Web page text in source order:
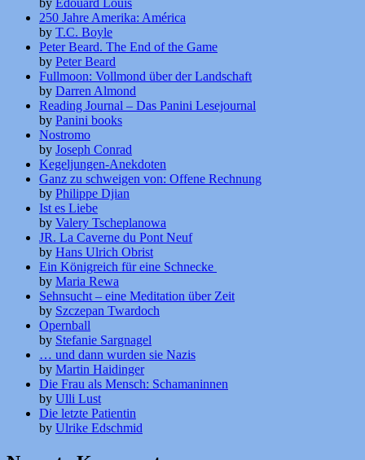
by Edouard Louis
250 Jahre Amerika: América
by T.C. Boyle
Peter Beard. The End of the Game
by Peter Beard
Fullmoon: Vollmond über der Landschaft
by Darren Almond
Reading Journal – Das Panini Lesejournal
by Panini books
Nostromo
by Joseph Conrad
Kegeljungen-Anekdoten
Ganz zu schweigen von: Offene Rechnung
by Philippe Djian
Ist es Liebe
by Valery Tscheplanowa
JR. La Caverne du Pont Neuf
by Hans Ulrich Obrist
Ein Königreich für eine Schnecke
by Maria Rewa
Sehnsucht – eine Meditation über Zeit
by Szczepan Twardoch
Opernball
by Stefanie Sargnagel
… und dann wurden sie Nazis
by Martin Haidinger
Die Frau als Mensch: Schamaninnen
by Ulli Lust
Die letzte Patientin
by Ulrike Edschmid